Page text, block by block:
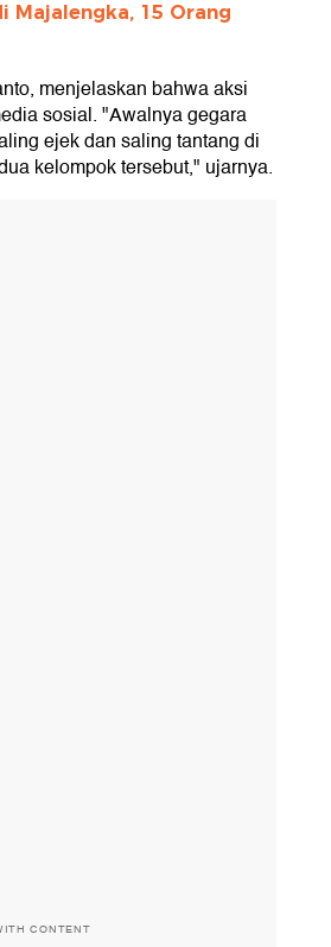
Majalengka, 15 Orang
menjelaskan bahwa aksi
sosial. "Awalnya gegara
ejek dan saling tantang di
kelompok tersebut," ujarnya.
CONTENT